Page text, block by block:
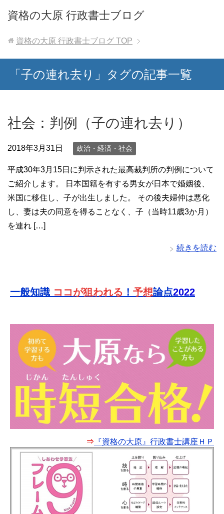
資格の大原 行政書士ブログ
資格の大原 行政書士ブログ TOP
「子の連れ去り」タグの記事一覧
社会：判例（子の連れ去り）
2018年3月31日 政治・経済・社会
平成30年3月15日に判示された最高裁判所の判例について
ご紹介します。 日本国籍を有する男女が日本で婚姻後、
米国に移住し、子が出生しました。 その後夫婦仲は悪化
し、妻は夫の同意を得ることなく、子（当時11歳3か月）
を連れ […]
続きを読む
一般知識 ココが狙われる ！ 予想論点2022
⇒ 『資格の大原』行政書士講座ＨＰ